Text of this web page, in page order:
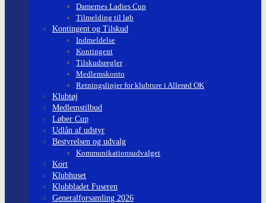
Damernes Ladies Cup
Tilmelding til løb
Kontingent og Tilskud
Indmeldelse
Kontingent
Tilskudsregler
Medlemskonto
Retningslinjer for klubture i Allerød OK
Klubtøj
Medlemstilbud
Løber Cup
Udlån af udstyr
Bestyrelsen og udvalg
Kommunikationsudvalget
Kort
Klubhuset
Klubbladet Fuseren
Generalforsamling 2026